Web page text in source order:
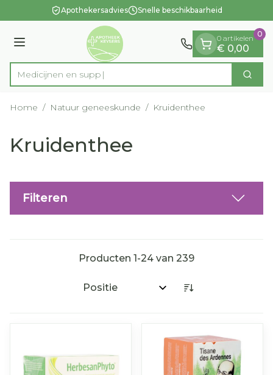
Ga naar de inhoudApothekersadvies Snelle beschikbaarheid
Menu
Product, merk, categorie... Zoek
0 artikelen
€ 0,00
0
Home / Natuur geneeskunde / Kruidenthee
Kruidenthee
Filteren
Producten 1-24 van 239
Sorteer op: